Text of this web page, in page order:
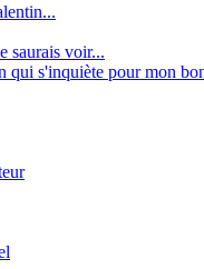
saurais voir...
qui s'inquiète pour mon